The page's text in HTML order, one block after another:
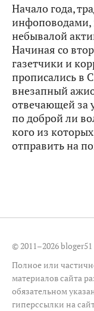
Начало года,
инфоповодами,
небывалой
Начиная со
газетчики и
прописались в
внезапный
отвечающей за
по доброй ли
кого из
отправить на
© 2011–2026 bloger51
Полное или
материалов сайта
обязательном
гиперссылки на